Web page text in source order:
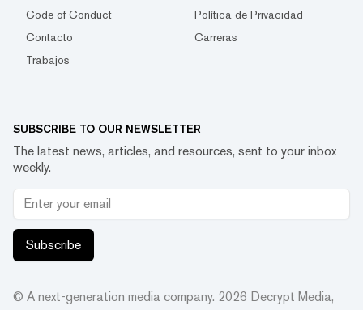
Code of Conduct
Política de Privacidad
Contacto
Carreras
Trabajos
SUBSCRIBE TO OUR NEWSLETTER
The latest news, articles, and resources, sent to your inbox
weekly.
Subscribe
© A next-generation media company. 2026 Decrypt Media,